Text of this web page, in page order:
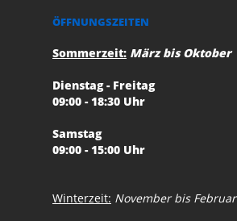
ÖFFNUNGSZEITEN
Sommerzeit: März bis Oktober
Dienstag - Freitag
09:00 - 18:30 Uhr
Samstag
09:00 - 15:00 Uhr
Winterzeit: November bis Februar